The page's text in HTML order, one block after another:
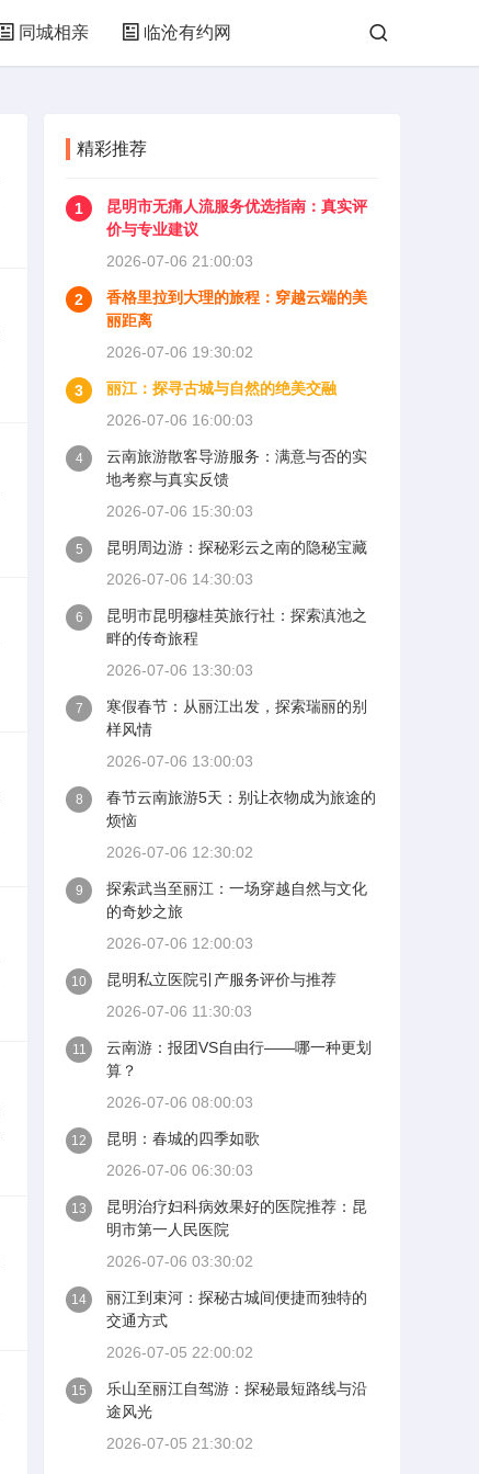
同城相亲 临沧有约网
精彩推荐
1
昆明市无痛人流服务优选指南：真实评
价与专业建议
2026-07-06 21:00:03
2
香格里拉到大理的旅程：穿越云端的美
丽距离
2026-07-06 19:30:02
3
丽江：探寻古城与自然的绝美交融
2026-07-06 16:00:03
4
云南旅游散客导游服务：满意与否的实
地考察与真实反馈
2026-07-06 15:30:03
5
昆明周边游：探秘彩云之南的隐秘宝藏
2026-07-06 14:30:03
6
昆明市昆明穆桂英旅行社：探索滇池之
畔的传奇旅程
2026-07-06 13:30:03
7
寒假春节：从丽江出发，探索瑞丽的别
样风情
2026-07-06 13:00:03
8
春节云南旅游5天：别让衣物成为旅途的
烦恼
2026-07-06 12:30:02
9
探索武当至丽江：一场穿越自然与文化
的奇妙之旅
2026-07-06 12:00:03
10
昆明私立医院引产服务评价与推荐
2026-07-06 11:30:03
11
云南游：报团VS自由行——哪一种更划
算？
2026-07-06 08:00:03
12
昆明：春城的四季如歌
2026-07-06 06:30:03
13
昆明治疗妇科病效果好的医院推荐：昆
明市第一人民医院
2026-07-06 03:30:02
14
丽江到束河：探秘古城间便捷而独特的
交通方式
2026-07-05 22:00:02
15
乐山至丽江自驾游：探秘最短路线与沿
途风光
2026-07-05 21:30:02